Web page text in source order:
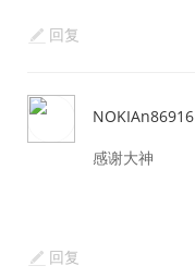
回复
NOKIAn86916
感谢大神
回复